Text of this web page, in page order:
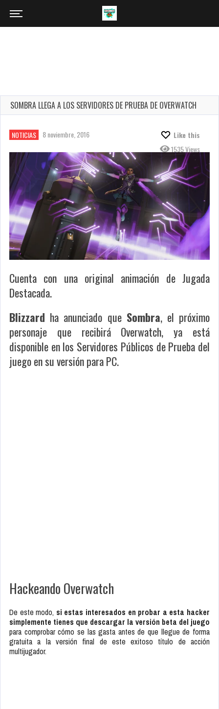
SOMBRA LLEGA A LOS SERVIDORES DE PRUEBA DE OVERWATCH
NOTICIAS 8 noviembre, 2016
Like this
1535 Views
Cuenta con una original animación de Jugada
Destacada.
Blizzard ha anunciado que Sombra, el próximo
personaje que recibirá Overwatch, ya está
disponible en los Servidores Públicos de Prueba del
juego en su versión para PC.
Hackeando Overwatch
De este modo, si estas interesados en probar a esta hacker
simplemente tienes que descargar la versión beta del juego
para comprobar cómo se las gasta antes de que llegue de forma
gratuita a la versión final de este exitoso título de acción
multijugador.